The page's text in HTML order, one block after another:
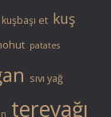
kuşbaşı et kuş
patates
sıvı yağ
tereyağı